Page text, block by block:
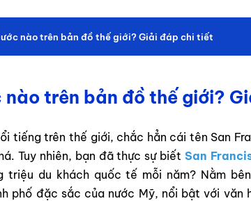
nào trên bản đồ thế giới? Giải đáp chi tiết
nào trên bản đồ thế giới?
tiếng trên thế giới, chắc hẳn cái tên San
Tuy nhiên, bạn đã thực sự biết San
triệu du khách quốc tế mỗi năm? Nằm
phố đặc sắc của nước Mỹ, nổi bật với văn